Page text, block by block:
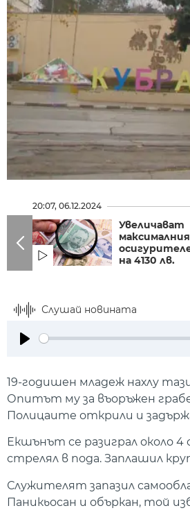
20:07, 06.12.2024
Увеличават
максималния
на 4130 лв.
Слушай новината
19-годишен младеж нахлу
Опитът му за въоръжен
Полицаите открили и
Екшънът се разиграл около
стрелял в пода. Заплашил
Служителят запазил
Паникьосан и объркан, той